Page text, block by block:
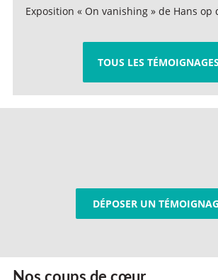
Exposition « On vanishing » de Hans op
TOUS LES TÉMOIGNAGES
DÉPOSER UN